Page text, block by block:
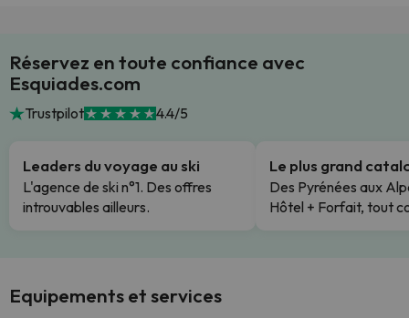
Réservez en toute confiance avec
Esquiades.com
Trustpilot 4.4/5
Leaders du voyage au ski
L'agence de ski n°1. Des offres
introuvables ailleurs.
Le plus grand
Des Pyrénées aux
Hôtel + Forfait, tout
Equipements et services